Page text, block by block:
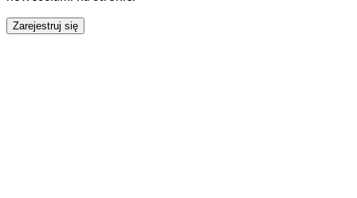
Zarejestruj się